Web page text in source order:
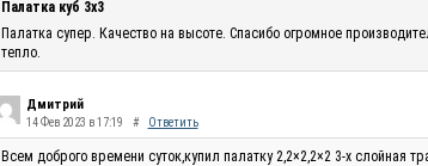
Палатка куб 3х3
Палатка супер. Качество на высоте. Спасибо огромное
тепло.
Дмитрий
14 Фев 2023 в 17:19 # Ответить
Всем доброго времени суток,купил палатку 2,2×2,2×2 3-х